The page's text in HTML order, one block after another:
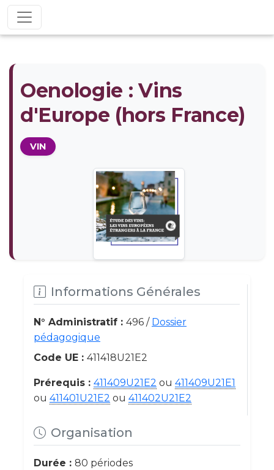
Oenologie : Vins
d'Europe (hors France)
VIN
Informations Générales
N° Administratif : 496 / Dossier
pédagogique
Code UE : 411418U21E2
Prérequis : 411409U21E2 ou 411409U21E1
ou 411401U21E2 ou 411402U21E2
Organisation
Durée : 80 périodes